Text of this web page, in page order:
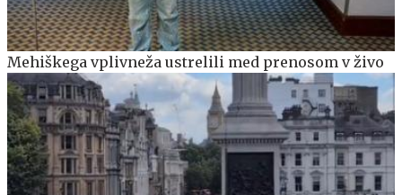
Mehiškega vplivneža ustrelili med prenosom v živo